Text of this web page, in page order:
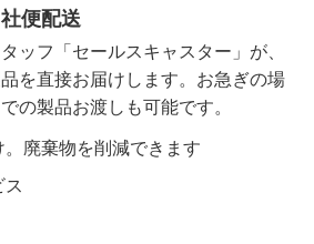
便配送
ッフ「セールスキャスター」が、
を直接お届けします。 お急ぎの場
の製品お渡しも可能です。
廃棄物を削減できます
ス